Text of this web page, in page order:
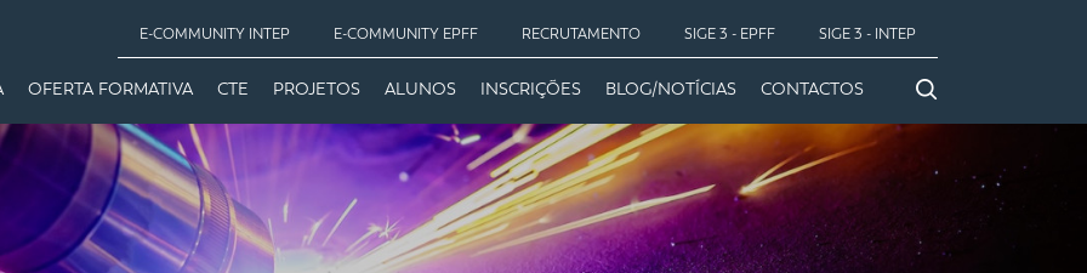
E-COMMUNITY INTEP E-COMMUNITY EPFF RECRUTAMENTO SIGE 3 - EPFF SIGE 3 - INTEP
OFERTA FORMATIVA CTE PROJETOS ALUNOS INSCRIÇÕES BLOG/NOTÍCIAS CONTACTOS